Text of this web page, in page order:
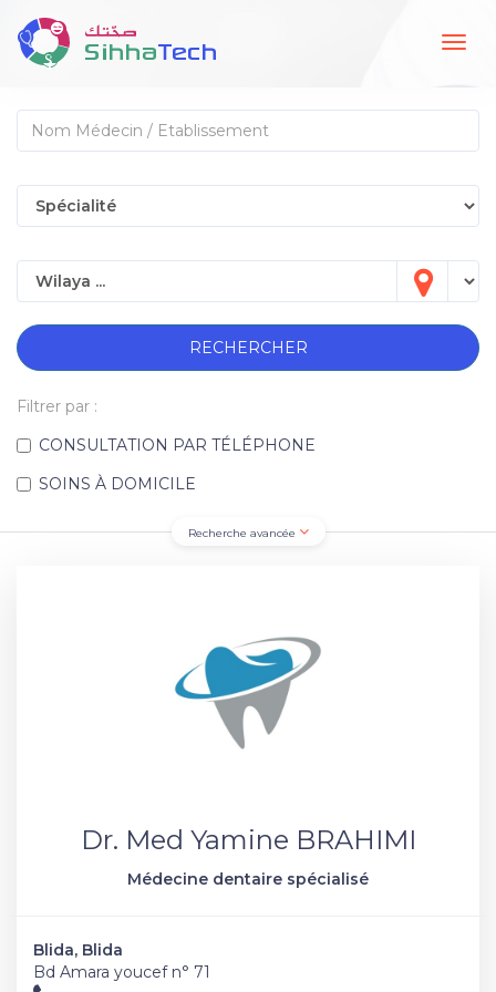
RECHERCHER
Filtrer par :
CONSULTATION PAR TÉLÉPHONE
SOINS À DOMICILE
Recherche avancée
Dr. Med Yamine BRAHIMI
Médecine dentaire spécialisé
Blida, Blida
Bd Amara youcef n° 71